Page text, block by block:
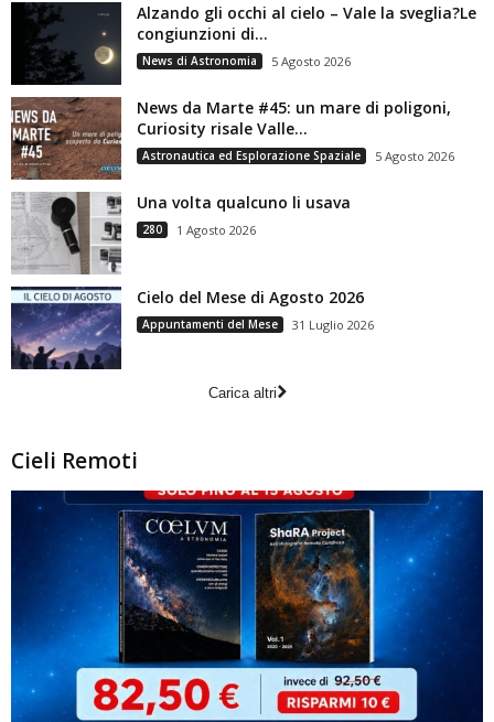
Alzando gli occhi al cielo – Vale la sveglia?Le
congiunzioni di...
News di Astronomia 5 Agosto 2026
News da Marte #45: un mare di poligoni,
Curiosity risale Valle...
Astronautica ed Esplorazione Spaziale 5 Agosto 2026
Una volta qualcuno li usava
280 1 Agosto 2026
Cielo del Mese di Agosto 2026
Appuntamenti del Mese 31 Luglio 2026
Carica altri
Cieli Remoti